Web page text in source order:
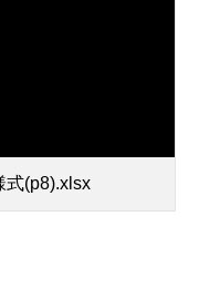
式(p8).xlsx